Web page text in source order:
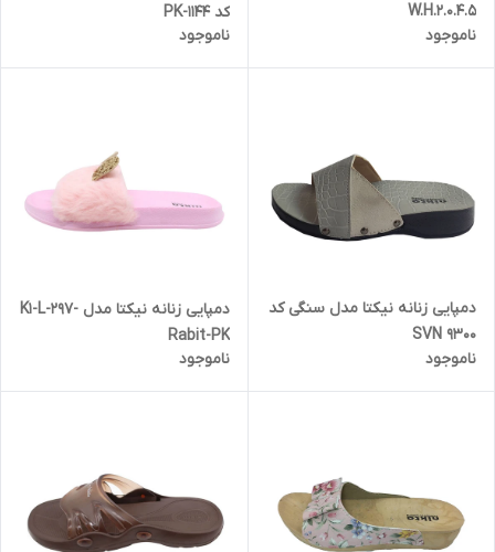
W.H.2.0.4.5
ناموجود
کد 1144-PK
ناموجود
دمپایی زنانه نیکتا مدل سنگی کد
SVN 9300
ناموجود
دمپایی زنانه نیکتا مدل K1-L-297-
Rabit-PK
ناموجود